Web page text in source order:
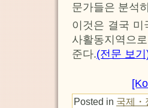
문가들은 분석
이것은 결국 미
사활동지역으
준다.(전문 보기
Posted in 국제・